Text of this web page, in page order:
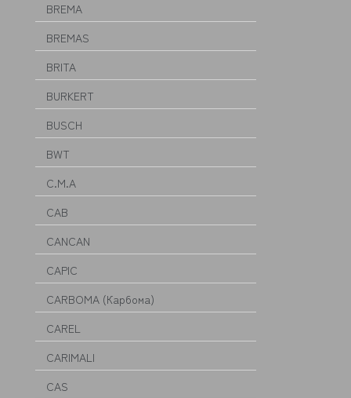
BREMA
BREMAS
BRITA
BURKERT
BUSCH
BWT
C.M.A
CAB
CANCAN
CAPIC
CARBOMA (Карбома)
CAREL
CARIMALI
CAS